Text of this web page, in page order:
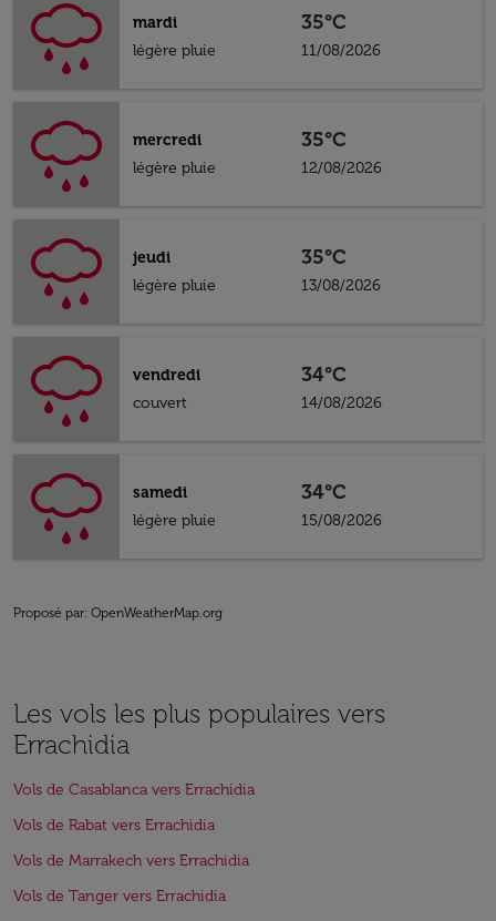
mardi
légère pluie
35°C
11/08/2026
mercredi
légère pluie
35°C
12/08/2026
jeudi
légère pluie
35°C
13/08/2026
vendredi
couvert
34°C
14/08/2026
samedi
légère pluie
34°C
15/08/2026
Proposé par: OpenWeatherMap.org
Les vols les plus populaires vers
Errachidia
Vols de Casablanca vers Errachidia
Vols de Rabat vers Errachidia
Vols de Marrakech vers Errachidia
Vols de Tanger vers Errachidia